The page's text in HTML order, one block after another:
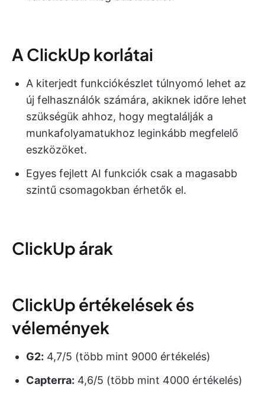
A ClickUp korlátai
A kiterjedt funkciókészlet túlnyomó lehet az
új felhasználók számára, akiknek időre lehet
szükségük ahhoz, hogy megtalálják a
munkafolyamatukhoz leginkább megfelelő
eszközöket.
Egyes fejlett AI funkciók csak a magasabb
szintű csomagokban érhetők el.
ClickUp árak
ClickUp értékelések és
vélemények
G2: 4,7/5 (több mint 9000 értékelés)
Capterra: 4,6/5 (több mint 4000 értékelés)